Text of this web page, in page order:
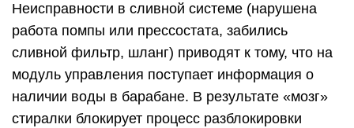
Неисправности в сливной системе (нарушена
работа помпы или прессостата, забились
сливной фильтр, шланг) приводят к тому, что на
модуль управления поступает информация о
наличии воды в барабане. В результате «мозг»
стиралки блокирует процесс разблокировки